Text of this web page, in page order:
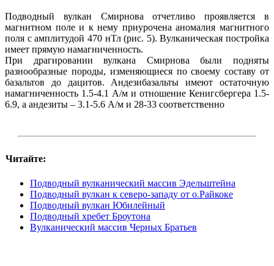
Подводный вулкан Смирнова отчетливо проявляется в
магнитном поле и к нему приурочена аномалия магнитного
поля с амплитудой 470 нТл (рис. 5). Вулканическая постройка
имеет прямую намагниченность.
При драгировании вулкана Смирнова были подняты
разнообразные породы, изменяющиеся по своему составу от
базальтов до дацитов. Андезибазальты имеют остаточную
намагниченность 1.5-4.1 А/м и отношение Кенигсбергера 1.5-
6.9, а андезиты – 3.1-5.6 А/м и 28-33 соответственно
Читайте:
Подводный вулканический массив Эдельштейна
Подводный вулкан к северо-западу от о.Райкоке
Подводный вулкан Юбилейный
Подводный хребет Броутона
Вулканический массив Черных Братьев